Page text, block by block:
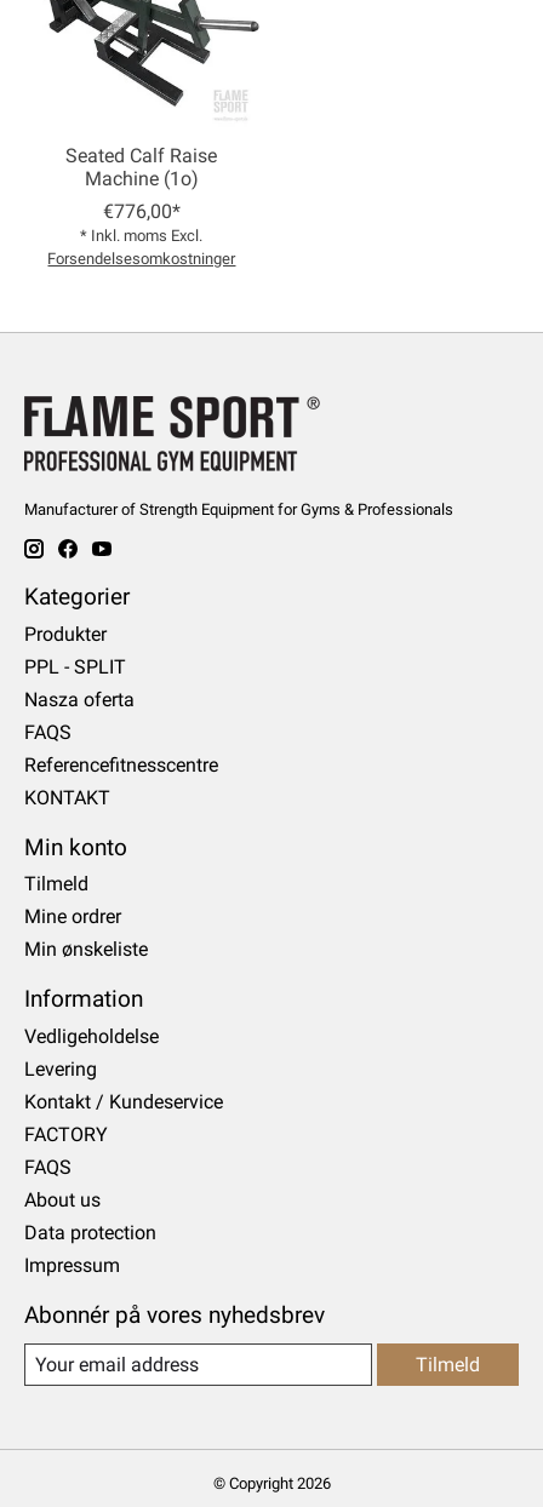
Seated Calf Raise
Machine (1o)
€776,00*
* Inkl. moms Excl.
Forsendelsesomkostninger
Manufacturer of Strength Equipment for Gyms & Professionals
Kategorier
Produkter
PPL - SPLIT
Nasza oferta
FAQS
Referencefitnesscentre
KONTAKT
Min konto
Tilmeld
Mine ordrer
Min ønskeliste
Information
Vedligeholdelse
Levering
Kontakt / Kundeservice
FACTORY
FAQS
About us
Data protection
Impressum
Abonnér på vores nyhedsbrev
Tilmeld
© Copyright 2026